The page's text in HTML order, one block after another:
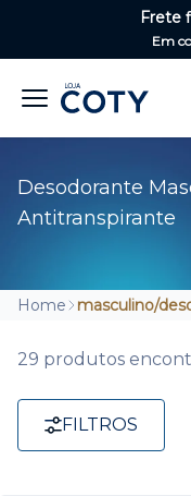
Frete
Em
Desodorante
Antitranspirante
Home masculino/
29 produtos
FILTROS